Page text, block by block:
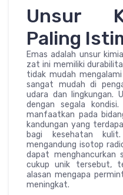
Unsur
Paling
Emas adalah unsur
zat ini memiliki
tidak mudah
sangat mudah di
udara dan lingkungan.
dengan segala
manfaatkan pada
kandungan yang
bagi kesehatan
mengandung isotop
dapat menghancurkan
cukup unik tersebut,
alasan mengapa
meningkat.